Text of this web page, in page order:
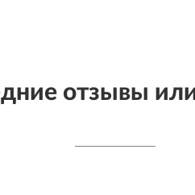
отзывы